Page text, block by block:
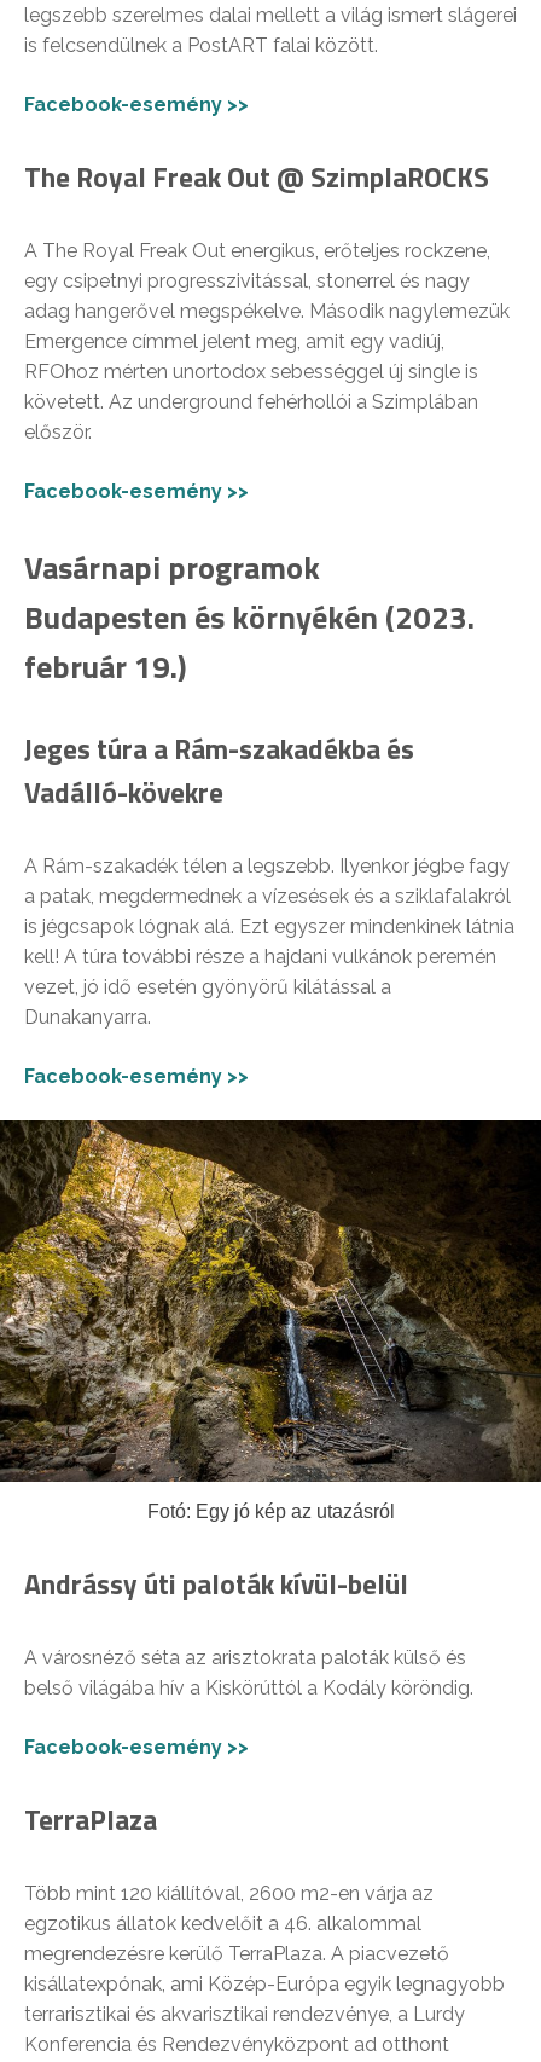
legszebb szerelmes dalai mellett a világ ismert slágerei
is felcsendülnek a PostART falai között.
Facebook-esemény >>
The Royal Freak Out @ SzimplaROCKS
A The Royal Freak Out energikus, erőteljes rockzene,
egy csipetnyi progresszivitással, stonerrel és nagy
adag hangerővel megspékelve. Második nagylemezük
Emergence címmel jelent meg, amit egy vadiúj,
RFOhoz mérten unortodox sebességgel új single is
követett. Az underground fehérhollói a Szimplában
először.
Facebook-esemény >>
Vasárnapi programok
Budapesten és környékén (2023.
február 19.)
Jeges túra a Rám-szakadékba és
Vadálló-kövekre
A Rám-szakadék télen a legszebb. Ilyenkor jégbe fagy
a patak, megdermednek a vízesések és a sziklafalakról
is jégcsapok lógnak alá. Ezt egyszer mindenkinek látnia
kell! A túra további része a hajdani vulkánok peremén
vezet, jó idő esetén gyönyörű kilátással a
Dunakanyarra.
Facebook-esemény >>
Fotó: Egy jó kép az utazásról
Andrássy úti paloták kívül-belül
A városnéző séta az arisztokrata paloták külső és
belső világába hív a Kiskörúttól a Kodály köröndig.
Facebook-esemény >>
TerraPlaza
Több mint 120 kiállítóval, 2600 m2-en várja az
egzotikus állatok kedvelőit a 46. alkalommal
megrendezésre kerülő TerraPlaza. A piacvezető
kisállatexpónak, ami Közép-Európa egyik legnagyobb
terrarisztikai és akvarisztikai rendezvénye, a Lurdy
Konferencia és Rendezvényközpont ad otthont